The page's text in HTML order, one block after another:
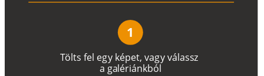
Tölts fel egy képet, vagyválassz
a galériánkból
1